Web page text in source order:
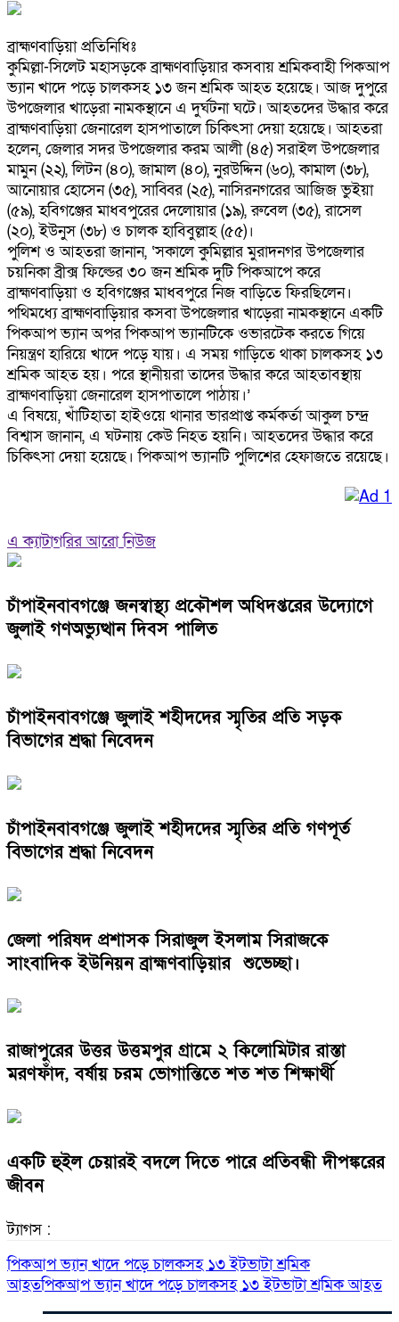
ব্রাহ্মণবাড়িয়া প্রতিনিধিঃ
কুমিল্লা-সিলেট মহাসড়কে ব্রাহ্মণবাড়িয়ার কসবায় শ্রমিকবাহী পিকআপ
ভ্যান খাদে পড়ে চালকসহ ১৩ জন শ্রমিক আহত হয়েছে। আজ দুপুরে
উপজেলার খাড়েরা নামকস্থানে এ দুর্ঘটনা ঘটে। আহতদের উদ্ধার করে
ব্রাহ্মণবাড়িয়া জেনারেল হাসপাতালে চিকিৎসা দেয়া হয়েছে। আহতরা
হলেন, জেলার সদর উপজেলার করম আলী (৪৫) সরাইল উপজেলার
মামুন (২২), লিটন (৪০), জামাল (৪০), নুরউদ্দিন (৬০), কামাল (৩৮),
আনোয়ার হোসেন (৩৫), সাব্বির (২৫), নাসিরনগরের আজিজ ভুইয়া
(৫৯), হবিগঞ্জের মাধবপুরের দেলোয়ার (১৯), রুবেল (৩৫), রাসেল
(২০), ইউনুস (৩৮) ও চালক হাবিবুল্লাহ (৫৫)।
পুলিশ ও আহতরা জানান, ‘সকালে কুমিল্লার মুরাদনগর উপজেলার
চয়নিকা ব্রীক্স ফিল্ডের ৩০ জন শ্রমিক দুটি পিকআপে করে
ব্রাহ্মণবাড়িয়া ও হবিগঞ্জের মাধবপুরে নিজ বাড়িতে ফিরছিলেন।
পথিমধ্যে ব্রাহ্মণবাড়িয়ার কসবা উপজেলার খাড়েরা নামকস্থানে একটি
পিকআপ ভ্যান অপর পিকআপ ভ্যানটিকে ওভারটেক করতে গিয়ে
নিয়ন্ত্রণ হারিয়ে খাদে পড়ে যায়। এ সময় গাড়িতে থাকা চালকসহ ১৩
শ্রমিক আহত হয়। পরে স্থানীয়রা তাদের উদ্ধার করে আহতাবস্থায়
ব্রাহ্মণবাড়িয়া জেনারেল হাসপাতালে পাঠায়।’
এ বিষয়ে, খাঁটিহাতা হাইওয়ে থানার ভারপ্রাপ্ত কর্মকর্তা আকুল চন্দ্র
বিশ্বাস জানান, এ ঘটনায় কেউ নিহত হয়নি। আহতদের উদ্ধার করে
চিকিৎসা দেয়া হয়েছে। পিকআপ ভ্যানটি পুলিশের হেফাজতে রয়েছে।
এ ক্যাটাগরির আরো নিউজ
চাঁপাইনবাবগঞ্জে জনস্বাস্থ্য প্রকৌশল অধিদপ্তরের উদ্যোগে
জুলাই গণঅভ্যুত্থান দিবস পালিত
চাঁপাইনবাবগঞ্জে জুলাই শহীদদের স্মৃতির প্রতি সড়ক
বিভাগের শ্রদ্ধা নিবেদন
চাঁপাইনবাবগঞ্জে জুলাই শহীদদের স্মৃতির প্রতি গণপূর্ত
বিভাগের শ্রদ্ধা নিবেদন
জেলা পরিষদ প্রশাসক সিরাজুল ইসলাম সিরাজকে
সাংবাদিক ইউনিয়ন ব্রাহ্মণবাড়িয়ার শুভেচ্ছা।
রাজাপুরের উত্তর উত্তমপুর গ্রামে ২ কিলোমিটার রাস্তা
মরণফাঁদ, বর্ষায় চরম ভোগান্তিতে শত শত শিক্ষার্থী
একটি হুইল চেয়ারই বদলে দিতে পারে প্রতিবন্ধী দীপঙ্করের
জীবন
ট্যাগস :
পিকআপ ভ্যান খাদে পড়ে চালকসহ ১৩ ইটভাটা শ্রমিক
আহতপিকআপ ভ্যান খাদে পড়ে চালকসহ ১৩ ইটভাটা শ্রমিক আহত